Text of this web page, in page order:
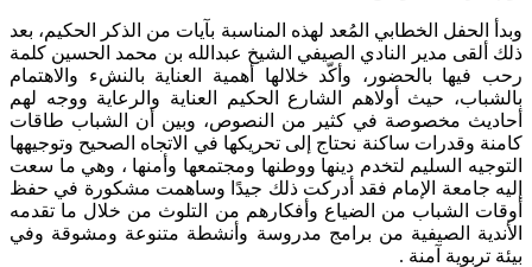
وبدأ الحفل الخطابي المُعد لهذه المناسبة بآيات من الذكر الحكيم، بعد
ذلك ألقى مدير النادي الصيفي الشيخ عبدالله بن محمد الحسين كلمة
رحب فيها بالحضور، وأكّد خلالها أهمية العناية بالنشء والاهتمام
بالشباب، حيث أولاهم الشارع الحكيم العناية والرعاية ووجه لهم
أحاديث مخصوصة في كثير من النصوص، وبين أن الشباب طاقات
كامنة وقدرات ساكنة نحتاج إلى تحريكها في الاتجاه الصحيح وتوجيهها
التوجيه السليم لتخدم دينها ووطنها ومجتمعها وأمنها ، وهي ما سعت
إليه جامعة الإمام فقد أدركت ذلك جيدًا وساهمت مشكورة في حفظ
أوقات الشباب من الضياع وأفكارهم من التلوث من خلال ما تقدمه
الأندية الصيفية من برامج مدروسة وأنشطة متنوعة ومشوقة وفي
بيئة تربوية آمنة .